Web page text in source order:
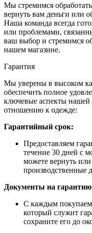
Мы стремимся
вернуть вам деньги или
Наша команда всегда
или проблемами,
ваш выбор и стремимся
нашем магазине.
Гарантия
Мы уверены в высоком
обеспечить полное
ключевые аспекты
отношению к одежде:
Гарантийный срок:
Предоставляем
течение 30 дней с
можете вернуть
производственные
Документы на
С каждым
который служит
сохраните его до